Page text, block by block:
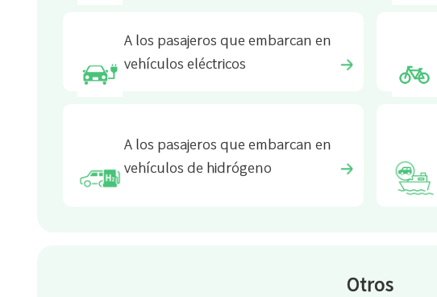
A los pasajeros que embarcan en
vehículos eléctricos
A los pasajeros que embarcan en
vehículos de hidrógeno
Otros